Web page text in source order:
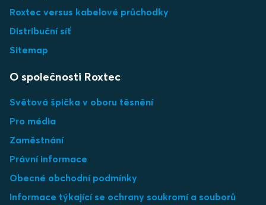
Roxtec versus kabelové průchodky
Distribuční síť
Sitemap
O společnosti Roxtec
Světová špička v oboru těsnění
Pro média
Zaměstnání
Právní informace
Obecné obchodní podmínky
Informace týkající se ochrany soukromí a souborů